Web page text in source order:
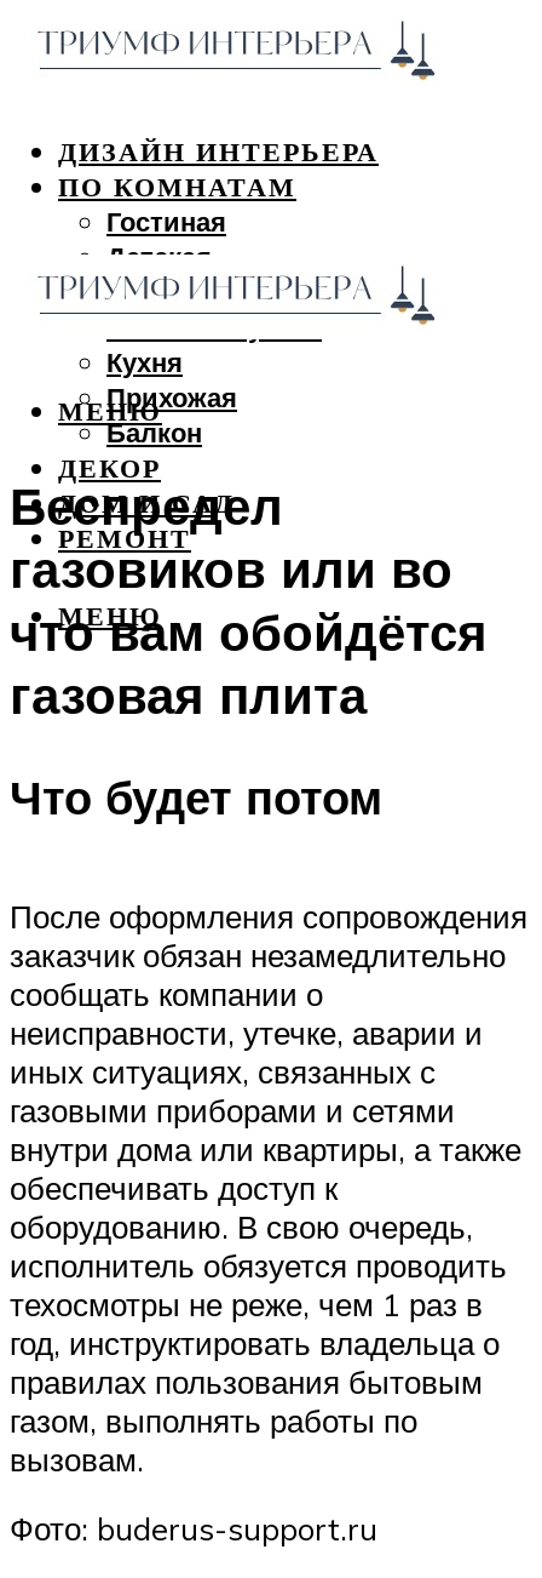
ДИЗАЙН ИНТЕРЬЕРА
ПО КОМНАТАМ
Гостиная
Детская
Спальня
Кухня
Прихожая
Балкон
ДЕКОР
ДОМ И САД
РЕМОНТ
МЕНЮ
МЕНЮ
Беспредел
газовиков или во
что вам обойдётся
газовая плита
Что будет потом
После оформления сопровождения
заказчик обязан незамедлительно
сообщать компании о
неисправности, утечке, аварии и
иных ситуациях, связанных с
газовыми приборами и сетями
внутри дома или квартиры, а также
обеспечивать доступ к
оборудованию. В свою очередь,
исполнитель обязуется проводить
техосмотры не реже, чем 1 раз в
год, инструктировать владельца о
правилах пользования бытовым
газом, выполнять работы по
вызовам.
Фото: buderus-support.ru